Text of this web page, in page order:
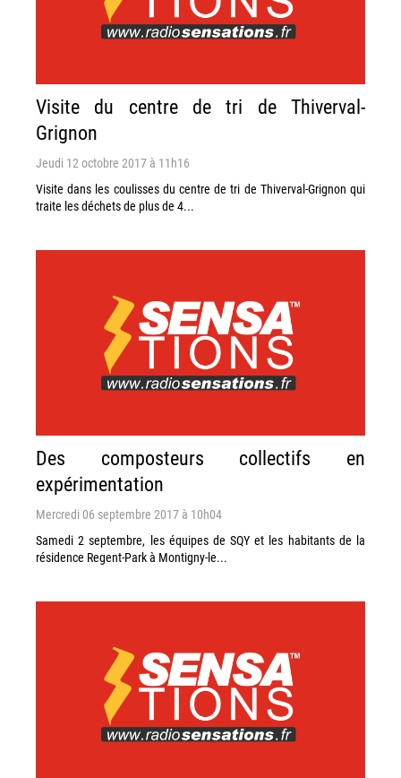
Visite du centre de tri de Thiverval-
Grignon
Jeudi 12 octobre 2017 à 11h16
Visite dans les coulisses du centre de tri de Thiverval-Grignon qui
traite les déchets de plus de 4...
Des composteurs collectifs en
expérimentation
Mercredi 06 septembre 2017 à 10h04
Samedi 2 septembre, les équipes de SQY et les habitants de la
résidence Regent-Park à Montigny-le...